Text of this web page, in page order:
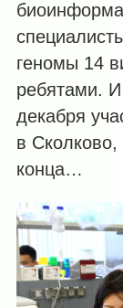
геномы 14
ребятами.
декабря
в Сколково,
конца…